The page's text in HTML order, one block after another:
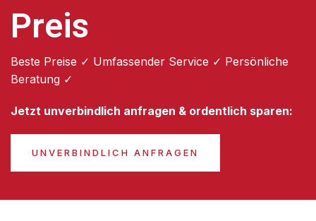
Preis
Beste Preise ✓ Umfassender Service ✓ Persönliche
Beratung ✓
Jetzt unverbindlich anfragen & ordentlich sparen:
UNVERBINDLICH ANFRAGEN